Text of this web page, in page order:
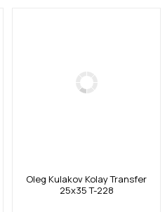
Oleg Kulakov Kolay Transfer
25x35 T-228